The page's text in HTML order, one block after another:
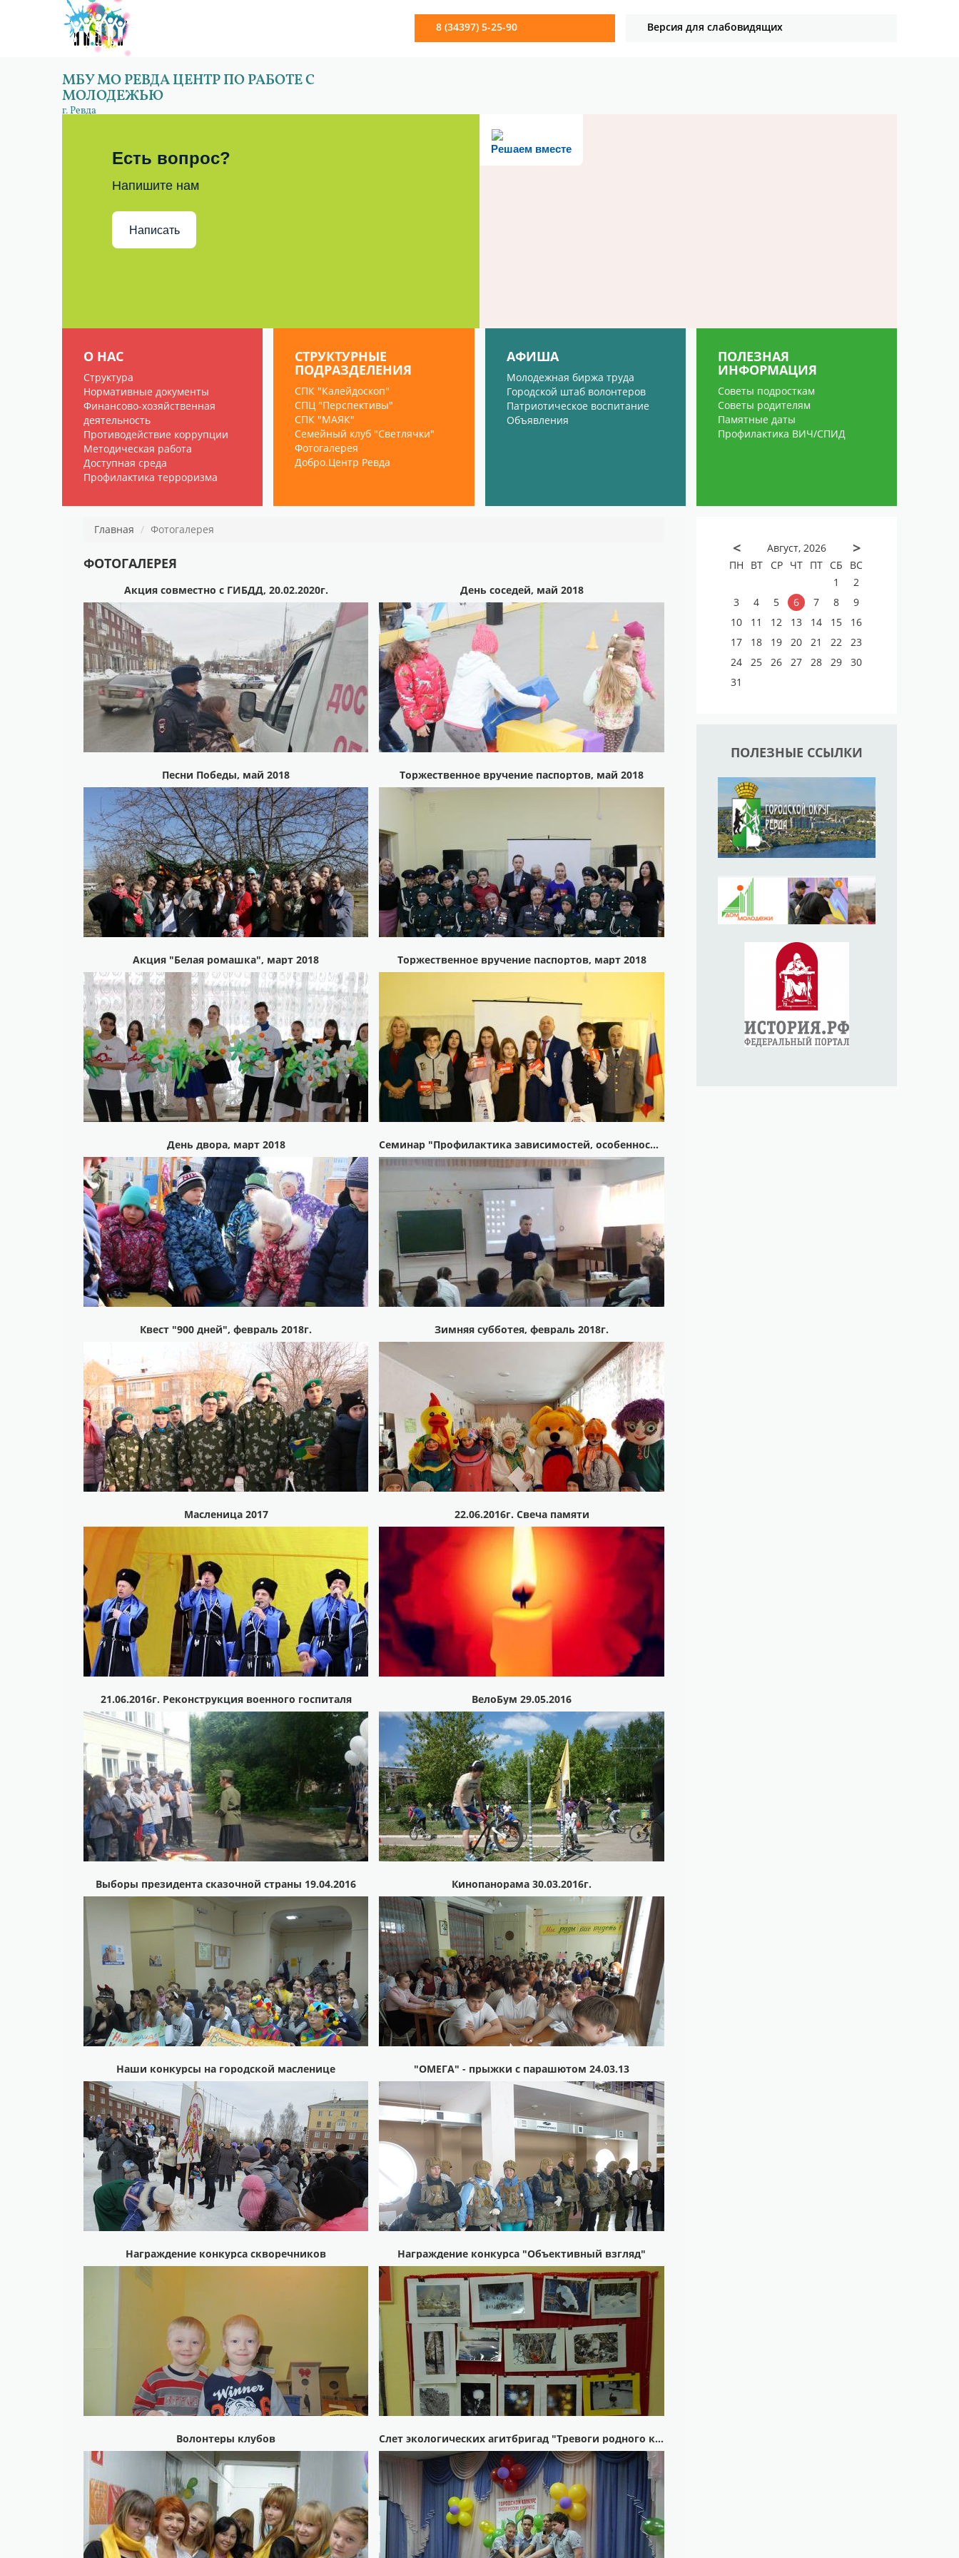
МБУ МО РЕВДА ЦЕНТР ПО РАБОТЕ С
МОЛОДЕЖЬЮ
г. Ревда
8 (34397) 5-25-90 Версия для слабовидящих
Решаем вместе
Есть вопрос?
Напишите нам
Написать
О НАС
Структура
Нормативные документы
Финансово-хозяйственная
деятельность
Противодействие коррупции
Методическая работа
Доступная среда
Профилактика терроризма
СТРУКТУРНЫЕ
ПОДРАЗДЕЛЕНИЯ
СПК "Калейдоскоп"
СПЦ "Перспективы"
СПК "МАЯК"
Семейный клуб "Светлячки"
Фотогалерея
Добро.Центр Ревда
АФИША
Молодежная биржа труда
Городской штаб волонтеров
Патриотическое воспитание
Объявления
ПОЛЕЗНАЯ
ИНФОРМАЦИЯ
Советы подросткам
Советы родителям
Памятные даты
Профилактика ВИЧ/СПИД
Главная Фотогалерея
ФОТОГАЛЕРЕЯ
Акция совместно с ГИБДД, 20.02.2020г. День соседей, май 2018
Песни Победы, май 2018 Торжественное вручение паспортов, май 2018
Акция "Белая ромашка", март 2018 Торжественное вручение паспортов, март 2018
День двора, март 2018 Семинар "Профилактика зависимостей, особенности взаимоотношений в молодежной среде", февраль 2018г.
Квест "900 дней", февраль 2018г. Зимняя субботея, февраль 2018г.
Масленица 2017 22.06.2016г. Свеча памяти
21.06.2016г. Реконструкция военного госпиталя ВелоБум 29.05.2016
Выборы президента сказочной страны 19.04.2016 Кинопанорама 30.03.2016г.
Наши конкурсы на городской масленице "ОМЕГА" - прыжки с парашютом 24.03.13
Награждение конкурса скворечников Награждение конкурса "Объективный взгляд"
Волонтеры клубов Слет экологических агитбригад "Тревоги родного края"
< Август, 2026 >
ПН ВТ СР ЧТ ПТ СБ
ВС
1
2
3
4 5 6 7 8
9
10
11 12 13 14 15
16
17
18 19 20 21 22
23
24
25 26 27 28 29
30
31
ПОЛЕЗНЫЕ ССЫЛКИ